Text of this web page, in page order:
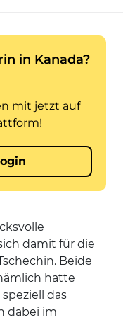
damit für die
Beide
hatte
das
dabei im